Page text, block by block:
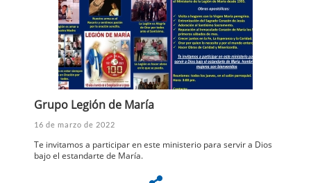
Grupo Legión de María
16 de marzo de 2022
Te invitamos a participar en este ministerio para servir a Dios
bajo el estandarte de María.